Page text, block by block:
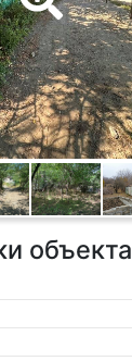
объекта